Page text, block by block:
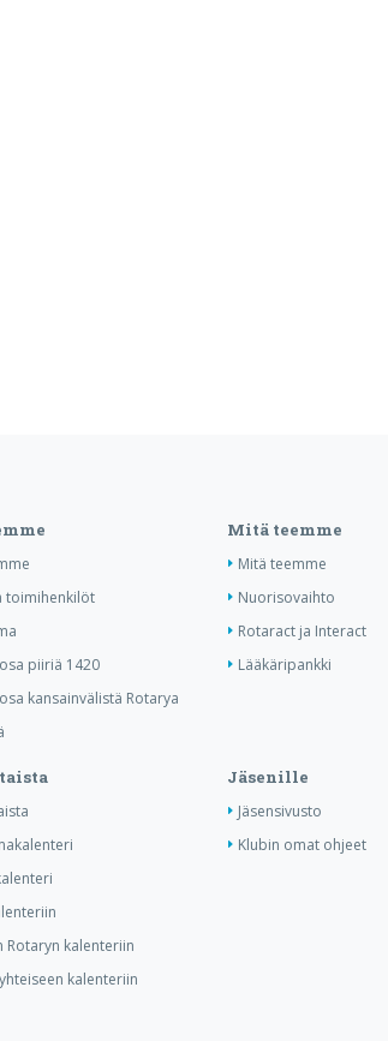
toimihenkilöt
piiriä 1420
kansainvälistä Rotarya
Mitä teemme
Mitä teemme
Nuorisovaihto
Rotaract ja Interact
Lääkäripankki
Rotaryn kalenteriin
kalenteriin
Jäsenille
Jäsensivusto
Klubin omat ohjeet